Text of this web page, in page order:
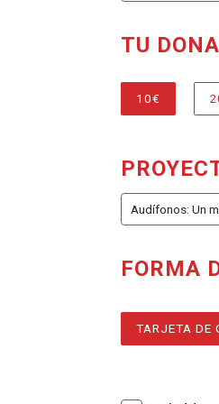
TU
10€
FORMA
TARJETA DE